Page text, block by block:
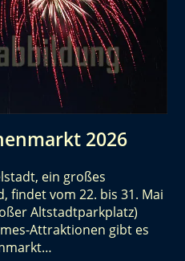
2026
ein großes
findet vom 22. bis 31. Mai
Altstadtparkplatz)
Attraktionen gibt es